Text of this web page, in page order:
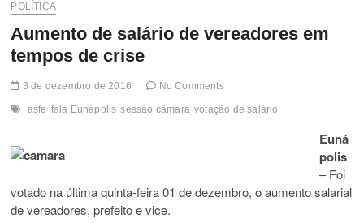
t
POLÍTICA
Aumento de salário de vereadores em
tempos de crise
3 de dezembro de 2016 No Comments
asfe fala Eunápolis sessão câmara votação de salário
Euná
polis
– Foi
votado na última quinta-feira 01 de dezembro, o aumento salarial
de vereadores, prefeito e vice.